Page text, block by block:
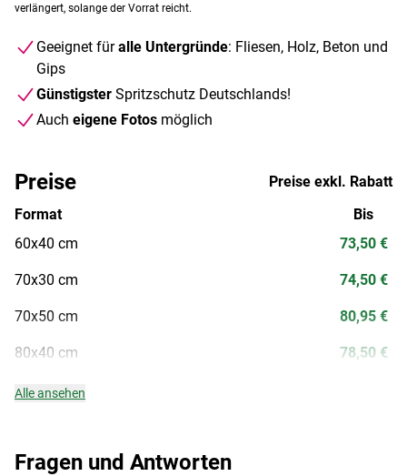
verlängert, solange der Vorrat reicht.
Geeignet füralle Untergründe: Fliesen, Holz, Beton und
Gips
Günstigster Spritzschutz Deutschlands!
Auch eigene Fotos möglich
Fragen und Antworten
Preise
Preise exkl. Rabatt
Format
60x40 cm
70x30 cm
70x50 cm
80x40 cm
Bis
73,50 €
74,50 €
80,95 €
78,50 €
Alle ansehen